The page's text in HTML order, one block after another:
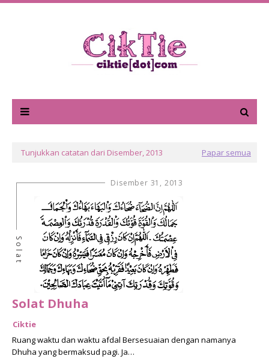
Tunjukkan catatan dari Disember, 2013 Papar semua
Disember 31, 2013
Solat
Solat Dhuha
Ciktie
Ruang waktu dan waktu afdal Bersesuaian dengan namanya
Dhuha yang bermaksud pagi. Ja…